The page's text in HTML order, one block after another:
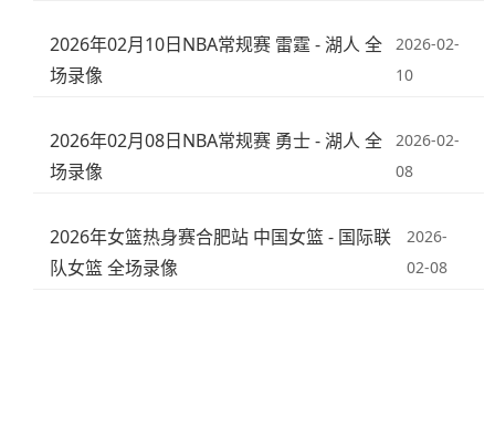
2026年02月10日NBA常规赛 雷霆 - 湖人 全
场录像
2026-02-
10
2026年02月08日NBA常规赛 勇士 - 湖人 全
场录像
2026-02-
08
2026年女篮热身赛合肥站 中国女篮 - 国际联
队女篮 全场录像
2026-
02-08